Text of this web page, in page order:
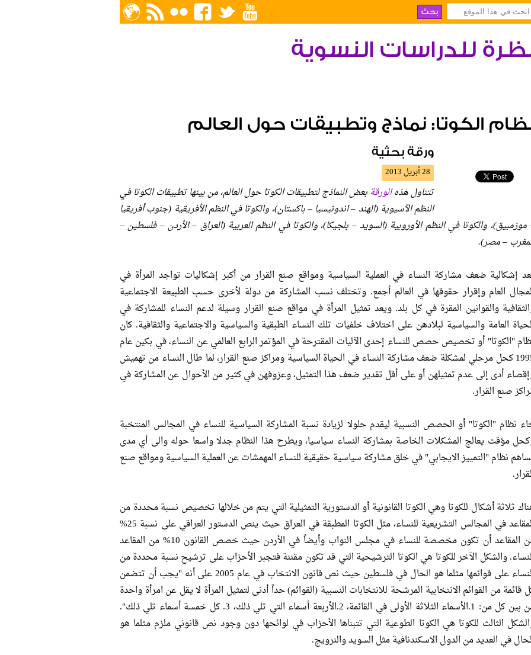
للدراسات النسوية
الكوتا: نماذج وتطبيقات حول العالم
ورقة بحثية
28 أبريل 2013
تتناول هذهالورقة بعض النماذج لتطبيقات الكوتا حول العالم، من بينها تطبيقات الكوتا في
النظم الآسيوية (الهند – اندونيسيا – باكستان)، والكوتا في النظم الأفريقية (جنوب أفريقيا
والكوتا في النظم الأوروبية (السويد – بلجيكا)، والكوتا في النظم العربية (العراق – الأردن – فلسطين –
– مصر).
إشكالية ضعف مشاركة النساء في العملية السياسية ومواقع صنع القرار من أكبر إشكاليات تواجد المرأة في
العام وإقرار حقوقها في العالم أجمع. وتختلف نسب المشاركة من دولة لأخرى حسب الطبيعة الاجتماعية
والقوانين المقرة في كل بلد. ويعد تمثيل المرأة في مواقع صنع القرار وسيلة لدعم النساء للمشاركة في
العامة والسياسية لبلادهن على اختلاف خلفيات تلك النساء الطبقية والسياسية والاجتماعية والثقافية. كان
"الكوتا" أو تخصيص حصص للنساء إحدى الآليات المقترحة في المؤتمر الرابع العالمي عن النساء، في بكين عام
1995 كحل مرحلي لمشكلة ضعف مشاركة النساء في الحياة السياسية ومراكز صنع القرار، لما طال النساء من تهميش
أدى إلى عدم تمثيلهن أو على أقل تقدير ضعف هذا التمثيل، وعزوفهن في كثير من الأحوال عن المشاركة في
صنع القرار.
نظام "الكوتا" أو الحصص النسبية ليقدم حلولا لزيادة نسبة المشاركة السياسية للنساء في المجالس المنتخبة
مؤقت يعالج المشكلات الخاصة بمشاركة النساء سياسيا، ويطرح هذا النظام جدلا واسعا حوله والى أي مدى
نظام "التمييز الايجابي" في خلق مشاركة سياسية حقيقية للنساء المهمشات عن العملية السياسية ومواقع صنع
ثلاثة أشكال للكوتا وهي الكوتا القانونية أو الدستورية التمثيلية التي يتم من خلالها تخصيص نسبة محددة من
المقاعد في المجالس التشريعية للنساء، مثل الكوتا المطبقة في العراق حيث ينص الدستور العراقي على نسبة 25%
من المقاعد أن تكون مخصصة للنساء في مجلس النواب وأيضاً في الأردن حيث خصص القانون 10% من المقاعد
والشكل الآخر للكوتا هي الكوتا الترشيحية التي قد تكون مقننة فتجبر الأحزاب على ترشيح نسبة محددة من
النساء على قوائمها مثلما هو الحال في فلسطين حيث نص قانون الانتخاب في عام 2005 على أنه "يجب أن تتضمن
قائمة من القوائم الانتخابية المرشحة للانتخابات النسبية (القوائم) حداً أدنى لتمثيل المرأة لا يقل عن امرأة واحدة
من بين كل من: 1.الأسماء الثلاثة الأولى في القائمة، 2.الأربعة أسماء التي تلي ذلك، 3. كل خمسة أسماء تلي ذلك".
الثالث للكوتا هي الكوتا الطوعية التي تتبناها الأحزاب في لوائحها دون وجود نص قانوني ملزم مثلما هو
في العديد من الدول الاسكندنافية مثل السويد والنرويج.